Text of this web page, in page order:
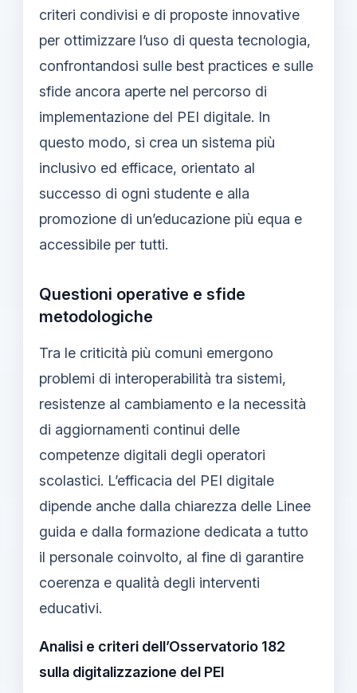
criteri condivisi e di proposte innovative
per ottimizzare l’uso di questa tecnologia,
confrontandosi sulle best practices e sulle
sfide ancora aperte nel percorso di
implementazione del PEI digitale. In
questo modo, si crea un sistema più
inclusivo ed efficace, orientato al
successo di ogni studente e alla
promozione di un’educazione più equa e
accessibile per tutti.
Questioni operative e sfide
metodologiche
Tra le criticità più comuni emergono
problemi di interoperabilità tra sistemi,
resistenze al cambiamento e la necessità
di aggiornamenti continui delle
competenze digitali degli operatori
scolastici. L’efficacia del PEI digitale
dipende anche dalla chiarezza delle Linee
guida e dalla formazione dedicata a tutto
il personale coinvolto, al fine di garantire
coerenza e qualità degli interventi
educativi.
Analisi e criteri dell’Osservatorio 182
sulla digitalizzazione del PEI